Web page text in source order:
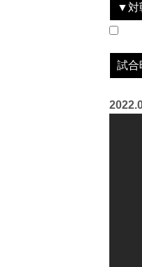
▼対
試合